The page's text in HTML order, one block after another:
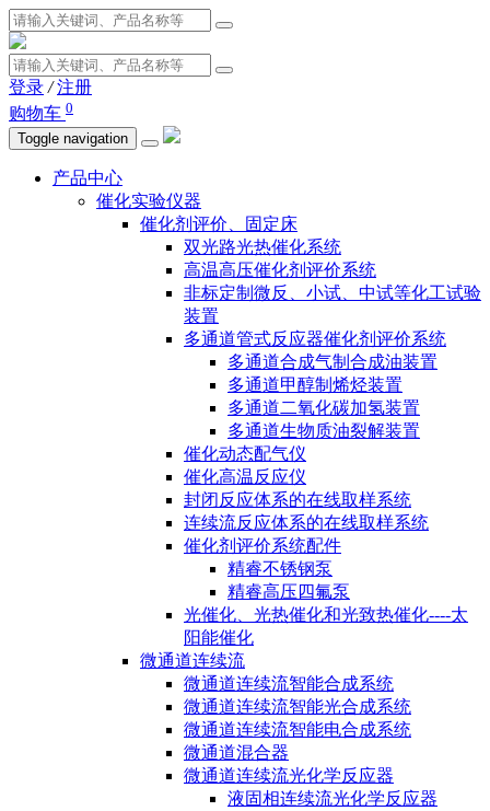
登录 / 注册
购物车 0
Toggle navigation
产品中心
催化实验仪器
催化剂评价、固定床
双光路光热催化系统
高温高压催化剂评价系统
非标定制微反、小试、中试等化工试验
装置
多通道管式反应器催化剂评价系统
多通道合成气制合成油装置
多通道甲醇制烯烃装置
多通道二氧化碳加氢装置
多通道生物质油裂解装置
催化动态配气仪
催化高温反应仪
封闭反应体系的在线取样系统
连续流反应体系的在线取样系统
催化剂评价系统配件
精睿不锈钢泵
精睿高压四氟泵
光催化、光热催化和光致热催化----太
阳能催化
微通道连续流
微通道连续流智能合成系统
微通道连续流智能光合成系统
微通道连续流智能电合成系统
微通道混合器
微通道连续流光化学反应器
液固相连续流光化学反应器